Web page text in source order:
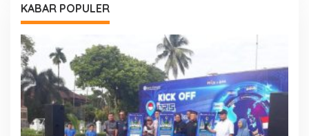
KABAR POPULER